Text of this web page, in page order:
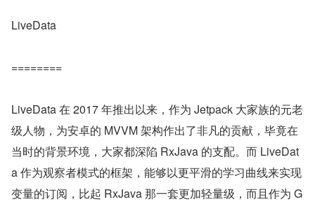
LiveData
========
LiveData 在 2017 年推出以来，作为 Jetpack 大家族的元老
级人物，为安卓的 MVVM 架构作出了非凡的贡献，毕竟在
当时的背景环境，大家都深陷 RxJava 的支配。而 LiveDat
a 作为观察者模式的框架，能够以更平滑的学习曲线来实现
变量的订阅，比起 RxJava 那一套更加轻量级，而且作为 G